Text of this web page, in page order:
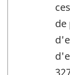
de